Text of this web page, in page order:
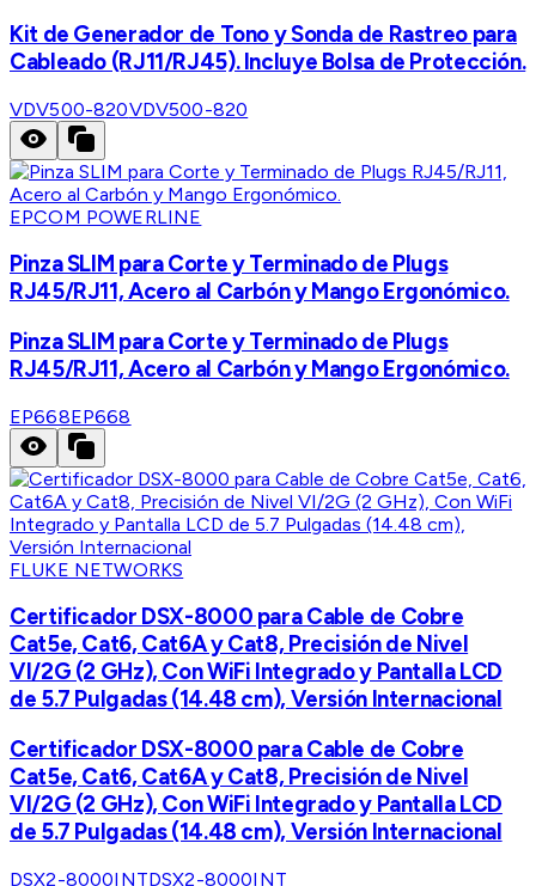
Kit de Generador de Tono y Sonda de Rastreo para
Cableado (RJ11/RJ45). Incluye Bolsa de Protección.
VDV500-820VDV500-820
EPCOM POWERLINE
Pinza SLIM para Corte y Terminado de Plugs
RJ45/RJ11, Acero al Carbón y Mango Ergonómico.
Pinza SLIM para Corte y Terminado de Plugs
RJ45/RJ11, Acero al Carbón y Mango Ergonómico.
EP668EP668
FLUKE NETWORKS
Certificador DSX-8000 para Cable de Cobre
Cat5e, Cat6, Cat6A y Cat8, Precisión de Nivel
VI/2G (2 GHz), Con WiFi Integrado y Pantalla LCD
de 5.7 Pulgadas (14.48 cm), Versión Internacional
Certificador DSX-8000 para Cable de Cobre
Cat5e, Cat6, Cat6A y Cat8, Precisión de Nivel
VI/2G (2 GHz), Con WiFi Integrado y Pantalla LCD
de 5.7 Pulgadas (14.48 cm), Versión Internacional
DSX2-8000INTDSX2-8000INT